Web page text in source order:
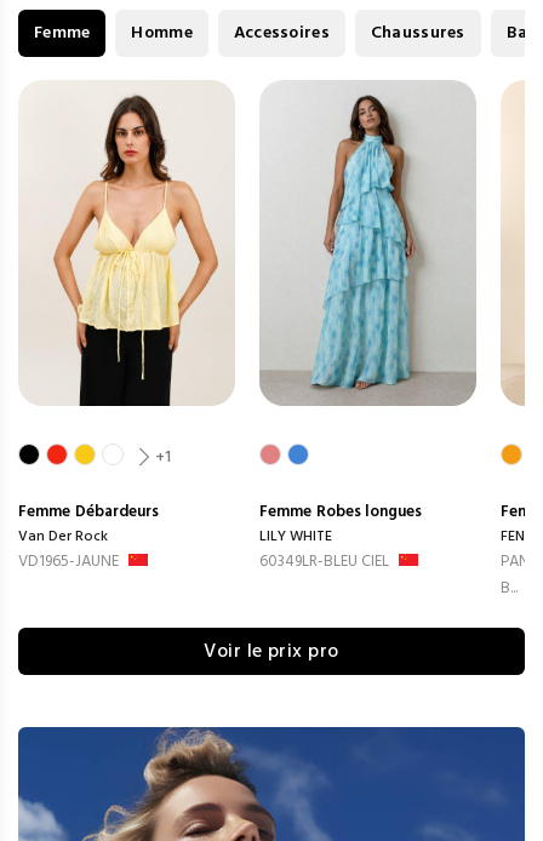
Femme Homme Accessoires Chaussures
+1
Femme Débardeurs
Van Der Rock
VD1965-JAUNE
Femme Robes longues
LILY WHITE
60349LR-BLEU CIEL
B...
Voir le prix pro